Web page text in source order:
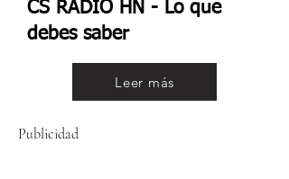
CS RADIO HN - Lo que
debes saber
Leer más
Publicidad